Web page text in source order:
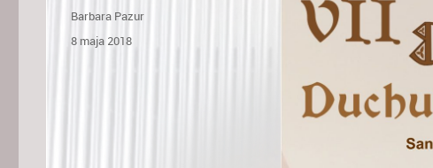
Autor
Barbara Pazur
Opublikowano
8 maja 2018